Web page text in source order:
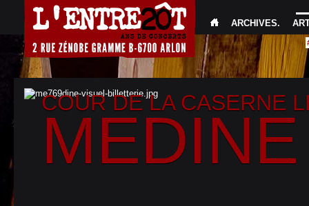
ARCHIVES.
COUR DE LA CASERNE
MEDINE